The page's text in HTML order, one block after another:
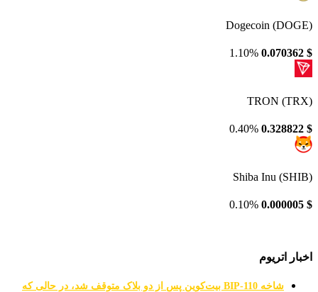
Dogecoin (DOGE)
$
0.070362
1.10%
TRON (TRX)
$
0.328822
0.40%
Shiba Inu (SHIB)
$
0.000005
0.10%
اخبار اتریوم
شاخه BIP-110 بیت‌کوین پس از دو بلاک متوقف شد، در حالی که